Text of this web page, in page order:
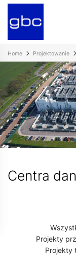
Home Projektowanie
Centra
Projekty
Projekty